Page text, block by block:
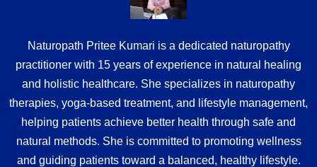
Naturopath Pritee Kumari is a dedicated naturopathy
practitioner with 15 years of experience in natural healing
and holistic healthcare. She specializes in naturopathy
therapies, yoga-based treatment, and lifestyle management,
helping patients achieve better health through safe and
natural methods. She is committed to promoting wellness
and guiding patients toward a balanced, healthy lifestyle.